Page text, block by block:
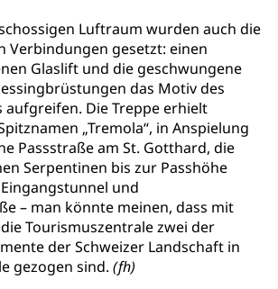
Luftraum wurden auch die
Verbindungen gesetzt: einen
Glaslift und die geschwungene
das Motiv des
aufgreifen. Die Treppe erhielt
„Tremola“, in Anspielung
Passstraße am St. Gotthard, die
Serpentinen bis zur Passhöhe
und
– man könnte meinen, dass mit
Tourismuszentrale zwei der
der Schweizer Landschaft in
gezogen sind. (fh)